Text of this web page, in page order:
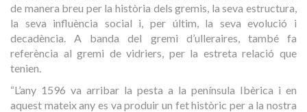
de manera breu per la història dels gremis, la seva estructura,
la seva influència social i, per últim, la seva evolució i
decadència. A banda del gremi d’ulleraires, també fa
referència al gremi de vidriers, per la estreta relació que
tenien.
“L’any 1596 va arribar la pesta a la península Ibèrica i en
aquest mateix any es va produir un fet històric per a la nostra